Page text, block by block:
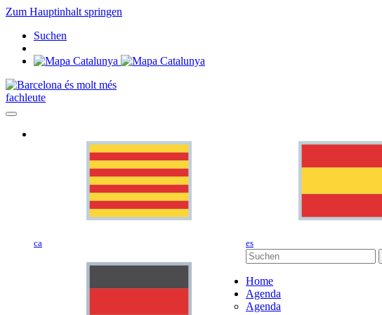
Zum Hauptinhalt springen
Suchen
fachleute
ca es
Home
Agenda
Agenda